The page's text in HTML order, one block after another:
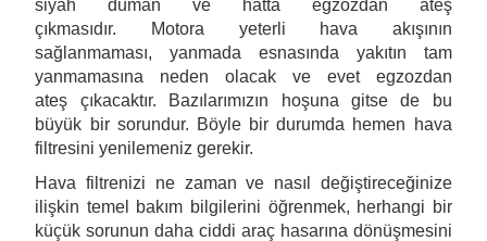
siyah duman ve hatta egzozdan ateş
çıkmasıdır. Motora yeterli hava akışının
sağlanmaması, yanmada esnasında yakıtın tam
yanmamasına neden olacak ve evet egzozdan
ateş çıkacaktır. Bazılarımızın hoşuna gitse de bu
büyük bir sorundur. Böyle bir durumda hemen hava
filtresini yenilemeniz gerekir.
Hava filtrenizi ne zaman ve nasıl değiştireceğinize
ilişkin temel bakım bilgilerini öğrenmek, herhangi bir
küçük sorunun daha ciddi araç hasarına dönüşmesini